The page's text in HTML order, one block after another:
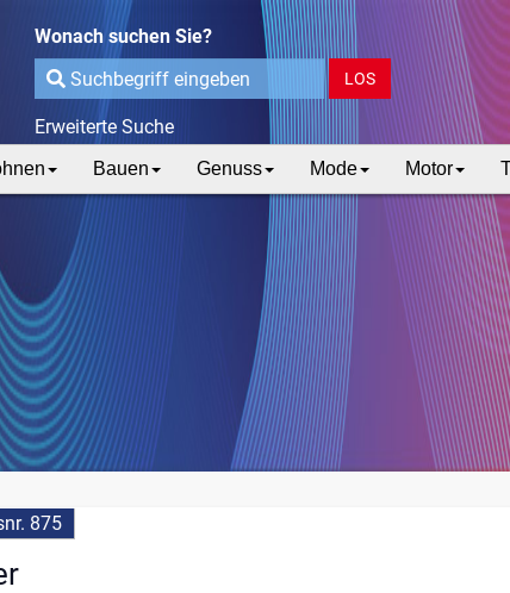
Wonach suchen Sie?
LOS
Erweiterte Suche
Bauen Genuss Mode Motor
875